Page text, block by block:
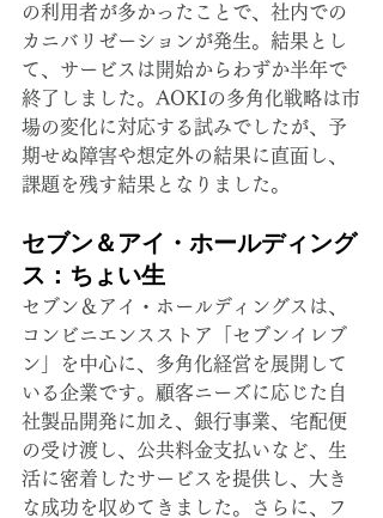
の利用者が多かったことで、社内での
カニバリゼーションが発生。結果とし
て、サービスは開始からわずか半年で
終了しました。AOKIの多角化戦略は市
場の変化に対応する試みでしたが、予
期せぬ障害や想定外の結果に直面し、
課題を残す結果となりました。
セブン＆アイ・ホールディング
ス：ちょい生
セブン＆アイ・ホールディングスは、
コンビニエンスストア「セブンイレブ
ン」を中心に、多角化経営を展開して
いる企業です。顧客ニーズに応じた自
社製品開発に加え、銀行事業、宅配便
の受け渡し、公共料金支払いなど、生
活に密着したサービスを提供し、大き
な成功を収めてきました。さらに、フ